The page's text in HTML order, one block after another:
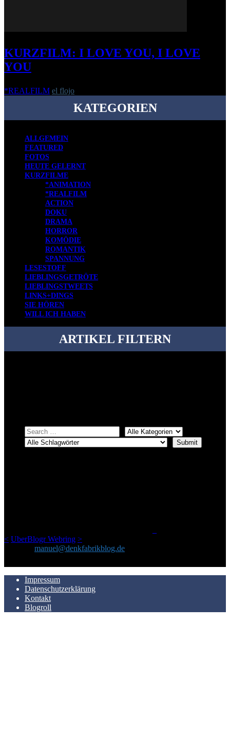
KURZFILM: I LOVE YOU, I LOVE
YOU
*REALFILM el flojo
KATEGORIEN
ALLGEMEIN
FEATURED
FOTOS
HEUTE GELERNT
KURZFILME
*ANIMATION
*REALFILM
ACTION
DOKU
DRAMA
HORROR
KOMÖDIE
ROMANTIK
SPANNUNG
LESESTOFF
LIEBLINGSGETRÖTE
LIEBLINGSTWEETS
LINKS+DINGS
SIE HÖREN
WILL ICH HABEN
ARTIKEL FILTERN
< UberBlogr Webring >
manuel@denkfabrikblog.de
Impressum
Datenschutzerklärung
Kontakt
Blogroll